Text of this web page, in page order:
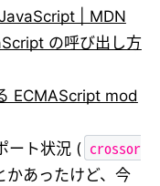
| MDN
の呼び出し方
ECMAScript mod
ート状況 ( crossor
かあったけど、今